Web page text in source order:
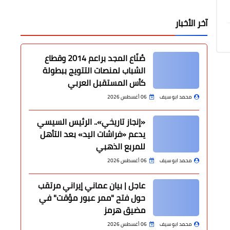
آخر الأخبار
صُنّاع المجد براعم 2014 وقطاع
الشباب لمنصات التتويج ببطولة
كأس المستقبل العربي
محمد ابو سيف 06 أغسطس 2026
«إنجاز تاريخي».. الرئيس السيسي
يدعم «فراشات اليد» بعد التأهل
للمربع الذهبي
محمد ابو سيف 06 أغسطس 2026
عاجل | بيان عماني إيراني مرتقب
حول فتح "ممر عبور مؤقت" في
مضيق هرمز
محمد ابو سيف 06 أغسطس 2026